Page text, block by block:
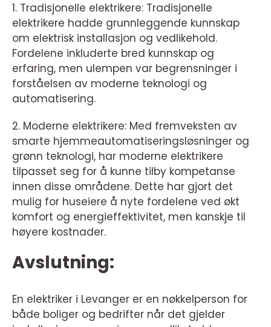
1. Tradisjonelle elektrikere: Tradisjonelle
elektrikere hadde grunnleggende kunnskap
om elektrisk installasjon og vedlikehold.
Fordelene inkluderte bred kunnskap og
erfaring, men ulempen var begrensninger i
forståelsen av moderne teknologi og
automatisering.
2. Moderne elektrikere: Med fremveksten av
smarte hjemmeautomatiseringsløsninger og
grønn teknologi, har moderne elektrikere
tilpasset seg for å kunne tilby kompetanse
innen disse områdene. Dette har gjort det
mulig for huseiere å nyte fordelene ved økt
komfort og energieffektivitet, men kanskje til
høyere kostnader.
Avslutning:
En elektriker i Levanger er en nøkkelperson for
både boliger og bedrifter når det gjelder